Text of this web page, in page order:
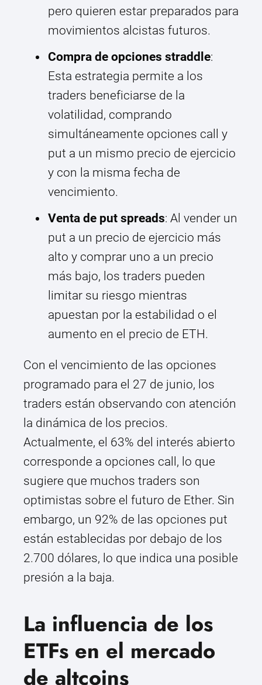
pero quieren estar preparados para
movimientos alcistas futuros.
Compra de opciones straddle:
Esta estrategia permite a los
traders beneficiarse de la
volatilidad, comprando
simultáneamente opciones call y
put a un mismo precio de ejercicio
y con la misma fecha de
vencimiento.
Venta de put spreads: Al vender un
put a un precio de ejercicio más
alto y comprar uno a un precio
más bajo, los traders pueden
limitar su riesgo mientras
apuestan por la estabilidad o el
aumento en el precio de ETH.
Con el vencimiento de las opciones
programado para el 27 de junio, los
traders están observando con atención
la dinámica de los precios.
Actualmente, el 63% del interés abierto
corresponde a opciones call, lo que
sugiere que muchos traders son
optimistas sobre el futuro de Ether. Sin
embargo, un 92% de las opciones put
están establecidas por debajo de los
2.700 dólares, lo que indica una posible
presión a la baja.
La influencia de los
ETFs en el mercado
de altcoins